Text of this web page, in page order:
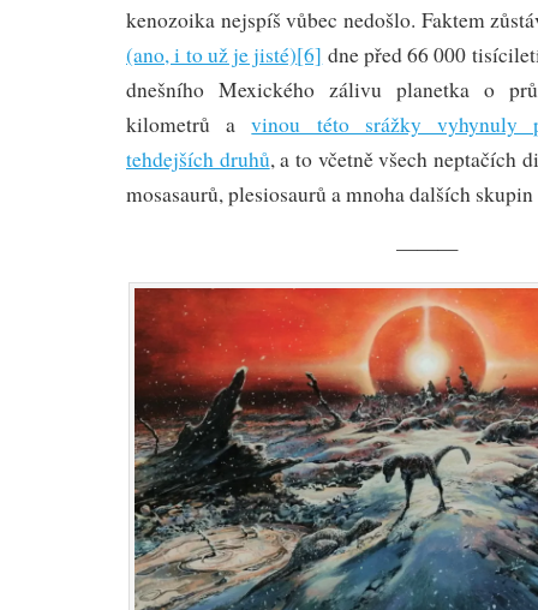
kenozoika nejspíš vůbec nedošlo. Faktem
(ano, i to už je jisté)[6] dne před 66 000
dnešního Mexického zálivu planetka o
kilometrů avinou této srážky vyhynuly
tehdejších druhů, a to včetně všech neptačích
mosasaurů, plesiosaurů a mnoha dalších
———